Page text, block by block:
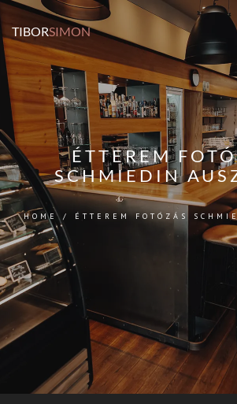
TIBORSIMON
ÉTTEREM
SCHMIEDIN
HOME/ ÉTTEREM FOTÓZÁS